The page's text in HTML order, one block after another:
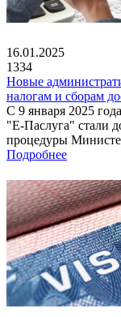
16.01.2025
1334
Новые
налогам и сборам
С 9 января 2025
"Е-Паслуга" стали
процедуры
Подробнее